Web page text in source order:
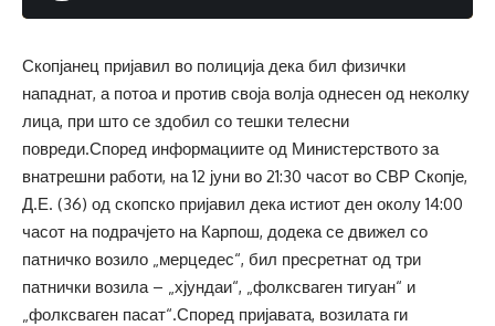
Скопјанец пријавил во полиција дека бил физички
нападнат, а потоа и против своја волја однесен од неколку
лица, при што се здобил со тешки телесни
повреди.Според информациите од Министерството за
внатрешни работи, на 12 јуни во 21:30 часот во СВР Скопје,
Д.Е. (36) од скопско пријавил дека истиот ден околу 14:00
часот на подрачјето на Карпош, додека се движел со
патничко возило „мерцедес“, бил пресретнат од три
патнички возила – „хјундаи“, „фолксваген тигуан“ и
„фолксваген пасат“.Според пријавата, возилата ги